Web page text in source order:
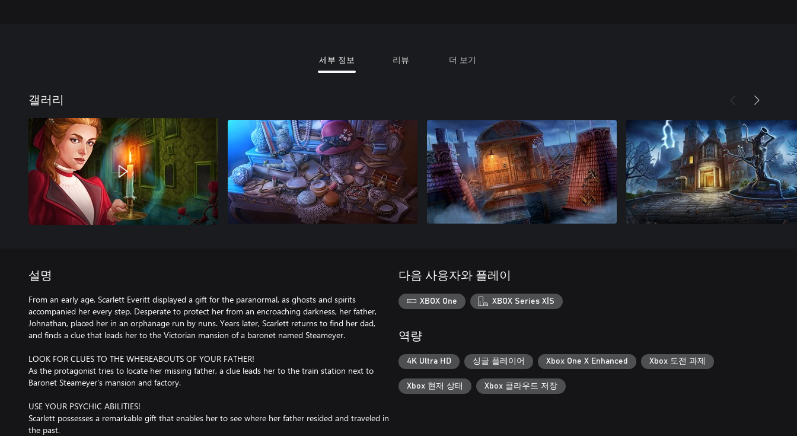
세부 정보 리뷰 더 보기
갤러리
설명
From an early age, Scarlett Everitt displayed a gift for the paranormal, as ghosts and spirits
accompanied her every step. Desperate to protect her from an encroaching darkness, her father,
Johnathan, placed her in an orphanage run by nuns. Years later, Scarlett returns to find her dad,
and finds a clue that leads her to the Victorian mansion of a baronet named Steameyer.
LOOK FOR CLUES TO THE WHEREABOUTS OF YOUR FATHER!
As the protagonist tries to locate her missing father, a clue leads her to the train station next to
Baronet Steameyer's mansion and factory.
USE YOUR PSYCHIC ABILITIES!
Scarlett possesses a remarkable gift that enables her to see where her father resided and traveled in
the past.
다음 사용자와 플레이
XBOX One XBOX Series X|S
역량
4K Ultra HD 싱글 플레이어 Xbox One X Enhanced Xbox 도전 과제
Xbox 현재 상태 Xbox 클라우드 저장